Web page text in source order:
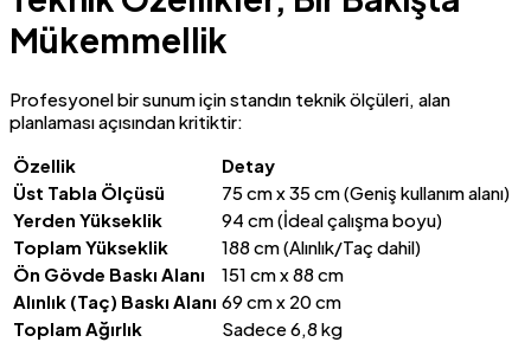
Mükemmellik
Profesyonel bir sunum için standın teknik ölçüleri, alan
planlaması açısından kritiktir:
Özellik
Detay
Üst Tabla Ölçüsü
75 cm x 35 cm (Geniş kullanım alanı)
Yerden Yükseklik
94 cm (İdeal çalışma boyu)
Toplam Yükseklik
188 cm (Alınlık/Taç dahil)
Ön Gövde Baskı Alanı
151 cm x 88 cm
Alınlık (Taç) Baskı Alanı 69 cm x 20 cm
Toplam Ağırlık
Sadece 6,8 kg